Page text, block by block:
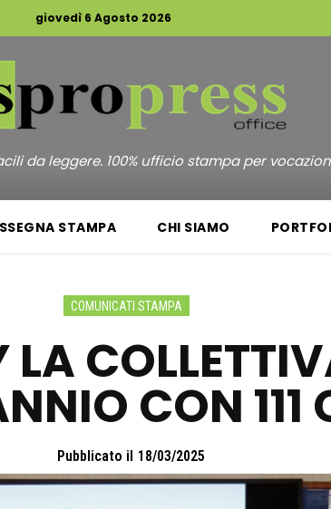
giovedì 6 Agosto 2026
da leggere. 100% ufficio stampa per
STAMPA CHI SIAMO
COMUNICATI STAMPA
CON 111
Pubblicato il 18/03/2025